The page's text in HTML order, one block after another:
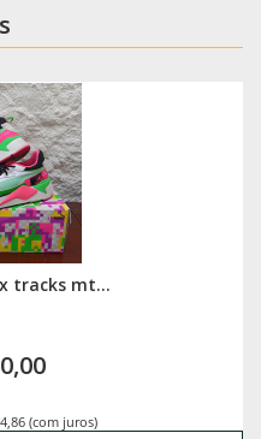
tracks mt...
(com juros)